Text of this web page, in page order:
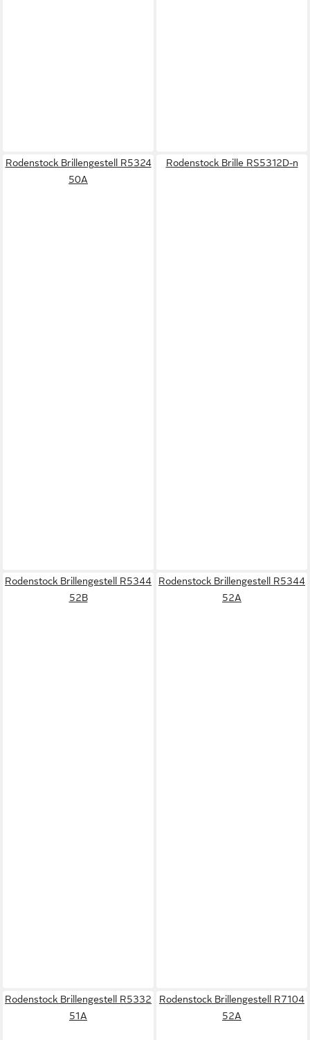
Rodenstock Brillengestell R5324
50A
Rodenstock Brille RS5312D-n
Rodenstock Brillengestell R5344
52B
Rodenstock Brillengestell R5344
52A
Rodenstock Brillengestell R5332
51A
Rodenstock Brillengestell R7104
52A